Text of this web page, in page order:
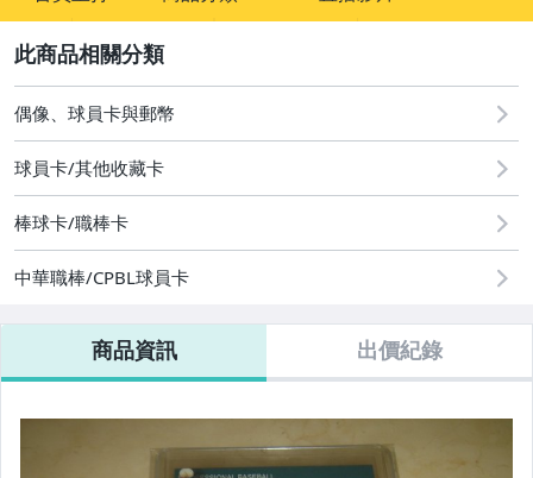
偶像、球員卡與郵幣
偶像、球員卡與郵幣
球員卡/其他收藏卡
棒球卡/職棒卡
中華職棒/CPBL球員卡
商品資訊 出價紀錄